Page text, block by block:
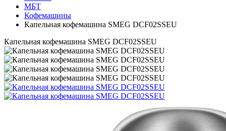
МБТ
Кофемашины
Капельная кофемашина SMEG DCF02SSEU
Капельная кофемашина SMEG DCF02SSEU